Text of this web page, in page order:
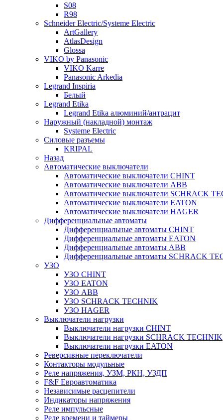
S08
R98
Schneider Electric/Systeme Electric
ArtGallery
AtlasDesign
Glossa
VIKO by Panasonic
VIKO Karre
Panasonic Arkedia
Legrand Inspiria
Белый
Legrand Etika
Legrand Etika алюминий/антрацит
Наружный (накладной) монтаж
Systeme Electric
Силовые разъемы
KRIPAL
Назад
Автоматические выключатели
Автоматические выключатели CHINT
Автоматические выключатели ABB
Автоматические выключатели SCHRACK
Автоматические выключатели EATON
Автоматические выключатели HAGER
Дифференциальные автоматы
Дифференциальные автоматы CHINT
Дифференциальные автоматы EATON
Дифференциальные автоматы ABB
Дифференциальные автоматы SCHRACK
УЗО
УЗО CHINT
УЗО EATON
УЗО ABB
УЗО SCHRACK TECHNIK
УЗО HAGER
Выключатели нагрузки
Выключатели нагрузки CHINT
Выключатели нагрузки SCHRACK TECHNIK
Выключатели нагрузки EATON
Реверсивные переключатели
Контакторы модульные
Реле напряжения, УЗМ, РКН, УЗДП
F&F Евроавтоматика
Независимые расцепители
Индикаторы напряжения
Реле импульсные
Реле времени и таймеры